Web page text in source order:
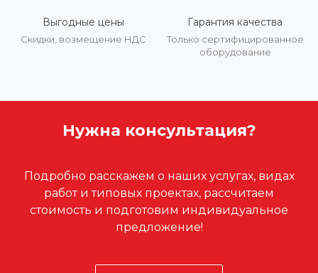
Выгодные цены
Скидки, возмещение НДС
Гарантия качества
Только сертифицированное
оборудование
Нужна консультация?
Подробно расскажем о наших услугах, видах
работ и типовых проектах, рассчитаем
стоимость и подготовим индивидуальное
предложение!